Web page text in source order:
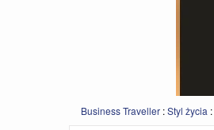
Business Traveller :Styl życia :